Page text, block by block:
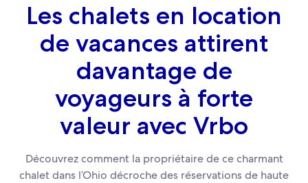
Les chalets en location
de vacances attirent
davantage de
voyageurs à forte
valeur avec Vrbo
Découvrez comment la propriétaire de ce charmant
chalet dans l’Ohio décroche des réservations de haute